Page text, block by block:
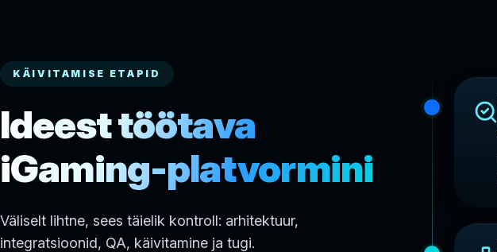
KÄIVITAMISE ETAPID
Ideest töötava
iGaming-platvormini
Väliselt lihtne, sees täielik kontroll: arhitektuur,
integratsioonid, QA, käivitamine ja tugi.